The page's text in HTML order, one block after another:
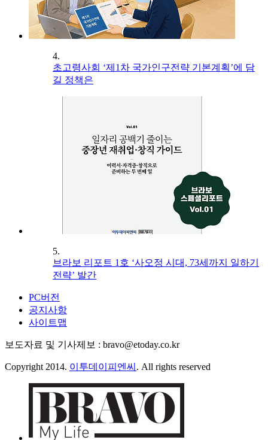
4.
초고령사회 ‘제1차 국가인구전략 기본계획’에 담
길 정책은
5.
브라보 리포트 1호 ‘사오정 시대, 73세까지 일하기
전략’ 발간
PC버전
공지사항
사이트맵
보도자료 및 기사제보 : bravo@etoday.co.kr
Copyright 2014. 이투데이피엔씨 . All rights reserved